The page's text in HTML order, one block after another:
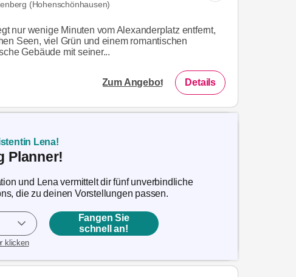
(Hohenschönhausen)
nur wenige Minuten vom Alexanderplatz entfernt,
Seen, viel Grün und einem romantischen
Gebäude mit seiner...
Zum Angebot Details
Lena!
Planner!
und Lena vermittelt dir fünf unverbindliche
die zu deinen Vorstellungen passen.
klicken
Fangen Sie
schnell an!